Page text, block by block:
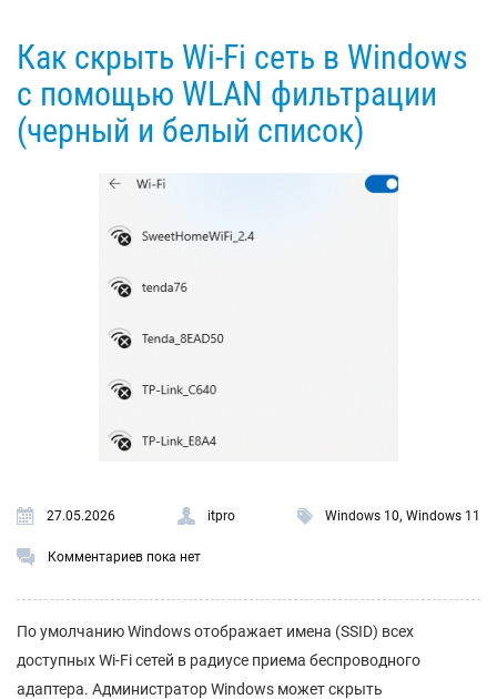
Как скрыть Wi-Fi сеть в Windows
с помощью WLAN фильтрации
(черный и белый список)
27.05.2026 itpro Windows 10, Windows 11
Комментариев пока нет
По умолчанию Windows отображает имена (SSID) всех
доступных Wi-Fi сетей в радиусе приема беспроводного
адаптера. Администратор Windows может скрыть